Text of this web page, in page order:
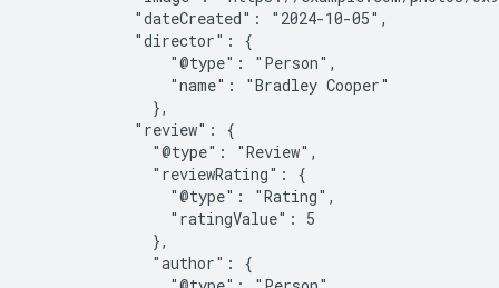
            "dateCreated": "2024-10-05",
            "director": {
                "@type": "Person",
                "name": "Bradley Cooper"
              },
            "review": {
              "@type": "Review",
              "reviewRating": {
                "@type": "Rating",
                "ratingValue": 5
              },
              "author": {